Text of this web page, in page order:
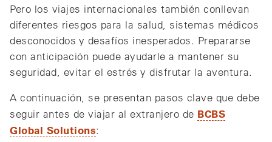
Pero los viajes internacionales también conllevan
diferentes riesgos para la salud, sistemas médicos
desconocidos y desafíos inesperados. Prepararse
con anticipación puede ayudarle a mantener su
seguridad, evitar el estrés y disfrutar la aventura.
A continuación, se presentan pasos clave que debe
seguir antes de viajar al extranjero de BCBS
Global Solutions: